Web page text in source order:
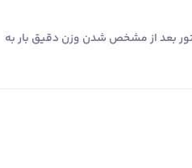
بعد از مشخص شدن وزن دقیق بار به